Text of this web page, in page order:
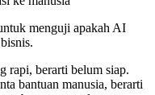
menguji apakah AI
rapi, berarti belum siap.
bantuan manusia, berarti